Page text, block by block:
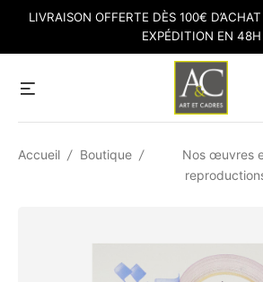
content
LIVRAISON OFFERTE DÈS 100€
EXPÉDITION EN 48H
Accueil / Boutique /
Nos œuvres